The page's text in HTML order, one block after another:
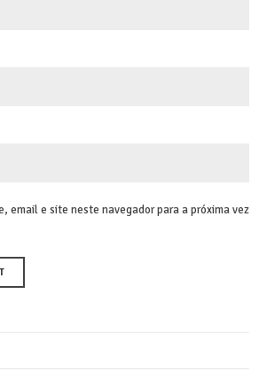
email e site neste navegador para a próxima vez